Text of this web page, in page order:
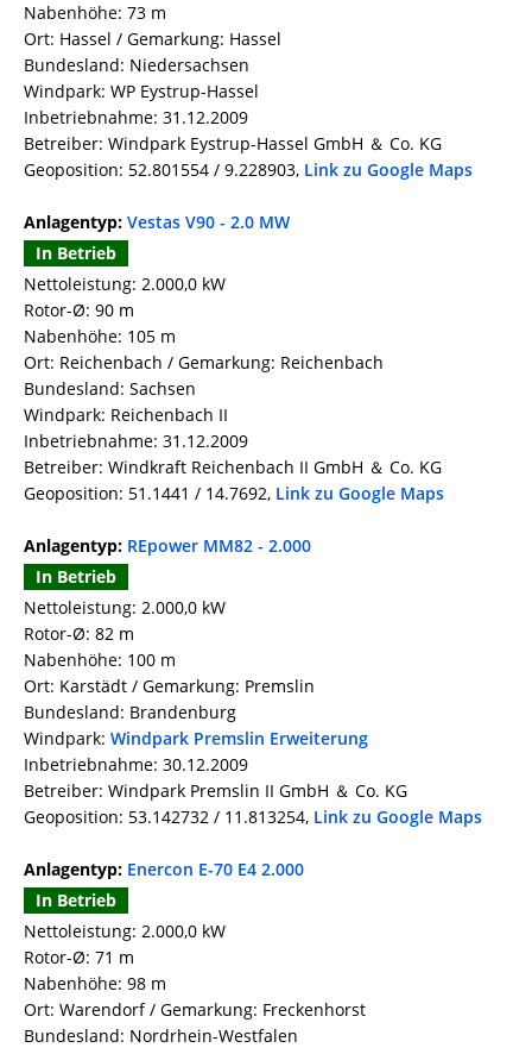
Nabenhöhe: 73 m
Ort: Hassel / Gemarkung: Hassel
Bundesland: Niedersachsen
Windpark: WP Eystrup-Hassel
Inbetriebnahme: 31.12.2009
Betreiber: Windpark Eystrup-Hassel GmbH ＆ Co. KG
Geoposition: 52.801554 / 9.228903, Link zu Google Maps
Anlagentyp: Vestas V90 - 2.0 MW
In Betrieb
Nettoleistung: 2.000,0 kW
Rotor-Ø: 90 m
Nabenhöhe: 105 m
Ort: Reichenbach / Gemarkung: Reichenbach
Bundesland: Sachsen
Windpark: Reichenbach II
Inbetriebnahme: 31.12.2009
Betreiber: Windkraft Reichenbach II GmbH ＆ Co. KG
Geoposition: 51.1441 / 14.7692, Link zu Google Maps
Anlagentyp: REpower MM82 - 2.000
In Betrieb
Nettoleistung: 2.000,0 kW
Rotor-Ø: 82 m
Nabenhöhe: 100 m
Ort: Karstädt / Gemarkung: Premslin
Bundesland: Brandenburg
Windpark: Windpark Premslin Erweiterung
Inbetriebnahme: 30.12.2009
Betreiber: Windpark Premslin II GmbH ＆ Co. KG
Geoposition: 53.142732 / 11.813254, Link zu Google Maps
Anlagentyp: Enercon E-70 E4 2.000
In Betrieb
Nettoleistung: 2.000,0 kW
Rotor-Ø: 71 m
Nabenhöhe: 98 m
Ort: Warendorf / Gemarkung: Freckenhorst
Bundesland: Nordrhein-Westfalen